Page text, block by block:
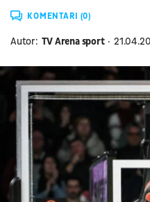
KOMENTARI (0)
Autor: TV Arena sport